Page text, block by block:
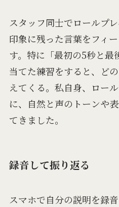
スタッフ同士でロールプ
印象に残った言葉をフィ
す。特に「最初の5秒と最
当てた練習をすると、ど
えてくる。私自身、ロー
に、自然と声のトーンや
てきました。
録音して振り返る
スマホで自分の説明を録